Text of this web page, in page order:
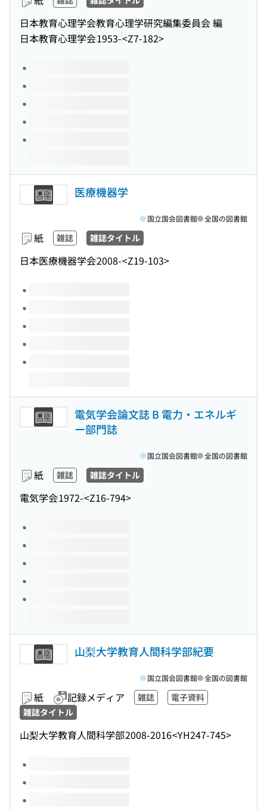
日本教育心理学会教育心理学研究編集委員会 編
日本教育心理学会1953-<Z7-182>
このタイトルの巻号
医療機器学
紙 雑誌 雑誌タイトル
日本医療機器学会2008-<Z19-103>
国立国会図書館 全国の図書館
このタイトルの巻号
電気学会論文誌 B 電力・エネルギ
ー部門誌
紙 雑誌 雑誌タイトル
電気学会1972-<Z16-794>
国立国会図書館 全国の図書館
このタイトルの巻号
山梨大学教育人間科学部紀要
紙 記録メディア 雑誌
電子資料
雑誌タイトル
山梨大学教育人間科学部2008-2016<YH247-745>
国立国会図書館 全国の図書館
このタイトルの巻号